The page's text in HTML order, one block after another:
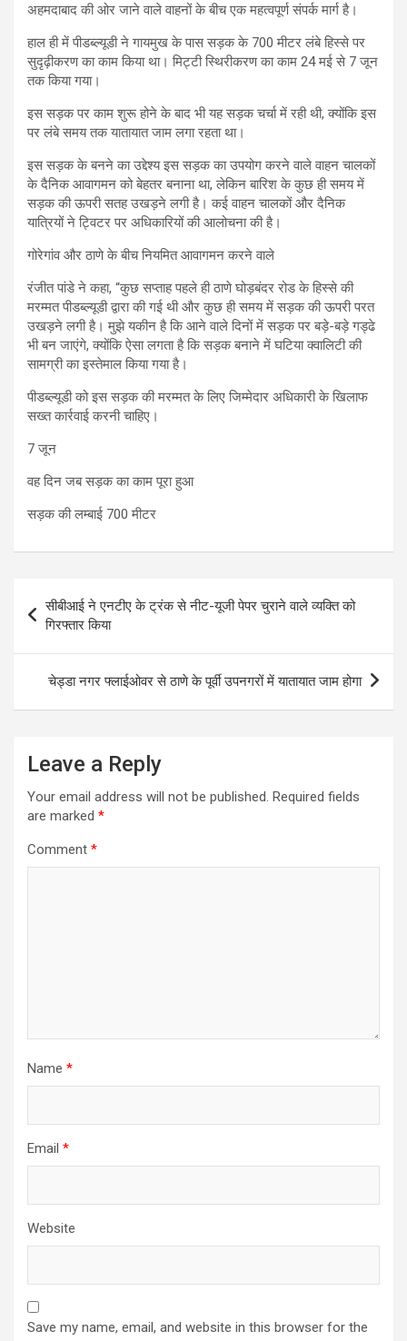
अहमदाबाद की ओर जाने वाले वाहनों के बीच एक महत्वपूर्ण संपर्क मार्ग है।
हाल ही में पीडब्ल्यूडी ने गायमुख के पास सड़क के 700 मीटर लंबे हिस्से पर
सुदृढ़ीकरण का काम किया था। मिट्टी स्थिरीकरण का काम 24 मई से 7 जून
तक किया गया।
इस सड़क पर काम शुरू होने के बाद भी यह सड़क चर्चा में रही थी, क्योंकि इस
पर लंबे समय तक यातायात जाम लगा रहता था।
इस सड़क के बनने का उद्देश्य इस सड़क का उपयोग करने वाले वाहन चालकों
के दैनिक आवागमन को बेहतर बनाना था, लेकिन बारिश के कुछ ही समय में
सड़क की ऊपरी सतह उखड़ने लगी है। कई वाहन चालकों और दैनिक
यात्रियों ने ट्विटर पर अधिकारियों की आलोचना की है।
गोरेगांव और ठाणे के बीच नियमित आवागमन करने वाले
रंजीत पांडे ने कहा, “कुछ सप्ताह पहले ही ठाणे घोड़बंदर रोड के हिस्से की
मरम्मत पीडब्ल्यूडी द्वारा की गई थी और कुछ ही समय में सड़क की ऊपरी परत
उखड़ने लगी है। मुझे यकीन है कि आने वाले दिनों में सड़क पर बड़े-बड़े गड्ढे
भी बन जाएंगे, क्योंकि ऐसा लगता है कि सड़क बनाने में घटिया क्वालिटी की
सामग्री का इस्तेमाल किया गया है।
पीडब्ल्यूडी को इस सड़क की मरम्मत के लिए जिम्मेदार अधिकारी के खिलाफ
सख्त कार्रवाई करनी चाहिए।
7 जून
वह दिन जब सड़क का काम पूरा हुआ
सड़क की लम्बाई 700 मीटर
navigation
सीबीआई ने एनटीए के ट्रंक से नीट-यूजी पेपर चुराने वाले व्यक्ति को
गिरफ्तार किया
चेड्डा नगर फ्लाईओवर से ठाणे के पूर्वी उपनगरों में यातायात जाम होगा
Leave a Reply
Your email address will not be published. Required fields
are marked *
Comment *
Name *
Email *
Website
Save my name, email, and website in this browser for the